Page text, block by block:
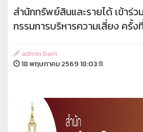
สำนักทรัพย์สินและรายได้ เข้าร่
กรรมการบริหารความเสี่ยง ครั้
admin bam
18 พฤษภาคม 2569 18:03:11